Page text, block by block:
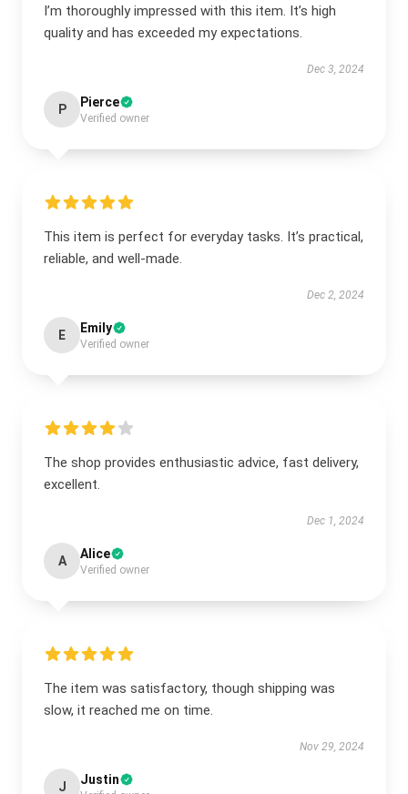
I’m thoroughly impressed with this item. It’s high
quality and has exceeded my expectations.
Dec 3, 2024
P Pierce
Verified owner
This item is perfect for everyday tasks. It’s practical,
reliable, and well-made.
Dec 2, 2024
E Emily
Verified owner
The shop provides enthusiastic advice, fast delivery,
excellent.
Dec 1, 2024
A Alice
Verified owner
The item was satisfactory, though shipping was
slow, it reached me on time.
Nov 29, 2024
J Justin